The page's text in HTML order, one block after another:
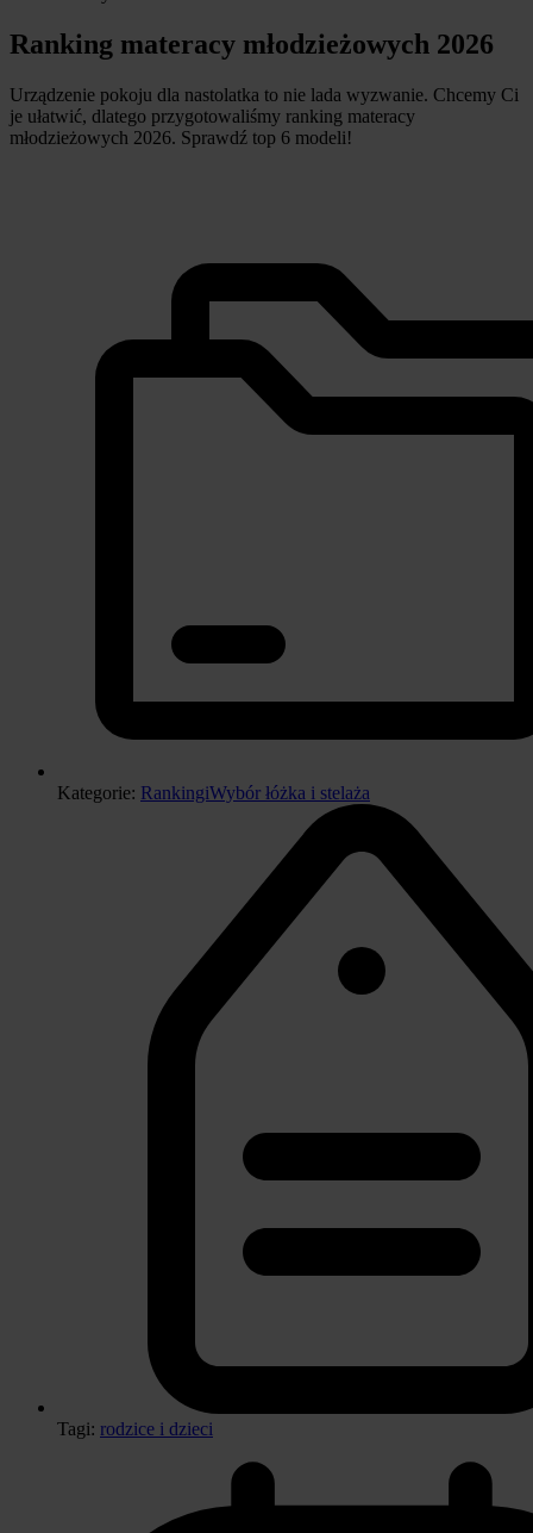
Ranking materacy młodzieżowych 2026
Urządzenie pokoju dla nastolatka to nie lada wyzwanie. Chcemy Ci
je ułatwić, dlatego przygotowaliśmy ranking materacy
młodzieżowych 2026. Sprawdź top 6 modeli!
Kategorie: RankingiWybór łóżka i stelaża
Tagi: rodzice i dzieci